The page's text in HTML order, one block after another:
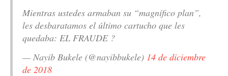
Mientras ustedes armaban su “magnífico plan”,
les desbaratamos el último cartucho que les
quedaba: EL FRAUDE ?
— Nayib Bukele (@nayibbukele) 14 de diciembre
de 2018